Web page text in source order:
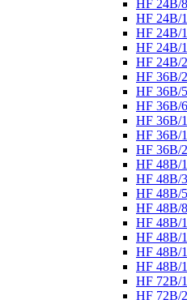
HF 24B/
HF 24B/
HF 24B/
HF 24B/
HF 24B/
HF 36B/
HF 36B/
HF 36B/
HF 36B/
HF 36B/
HF 36B/
HF 48B/
HF 48B/
HF 48B/
HF 48B/
HF 48B/
HF 48B/
HF 48B/
HF 48B/
HF 72B/
HF 72B/